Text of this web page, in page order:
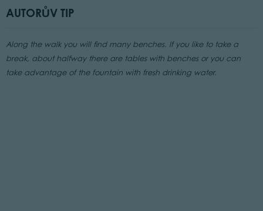
AUTORŮV TIP
Along the walk you will find many benches. If you like to take a
break, about halfway there are tables with benches or you can
take advantage of the fountain with fresh drinking water.